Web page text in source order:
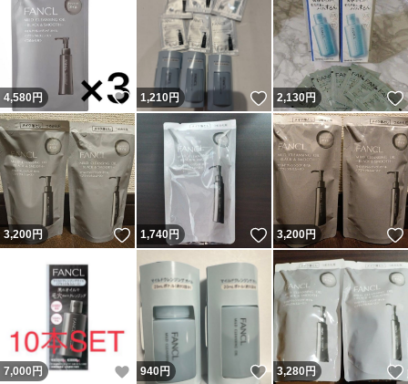
4,580円 いいね！
1,210円 いいね！
2,130円
3,200円 いいね！
1,740円 いいね！
3,200円
7,000 円 いいね！
940円 いいね！
3,280円